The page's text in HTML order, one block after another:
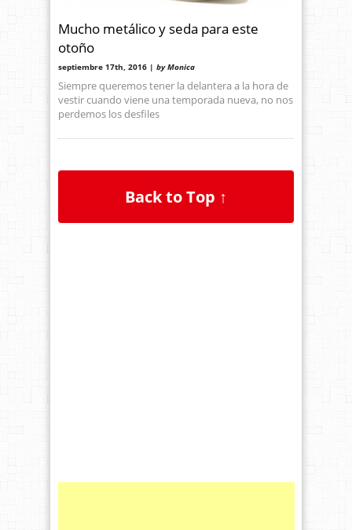
Mucho metálico y seda para este
otoño
septiembre 17th, 2016 | by Monica
Siempre queremos tener la delantera a la hora de
vestir cuando viene una temporada nueva, no nos
perdemos los desfiles
Back to Top ↑